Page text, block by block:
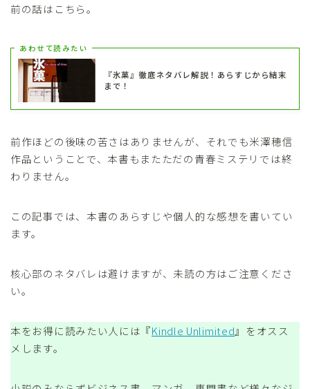
前の話はこちら。
あわせて読みたい
『氷菓』徹底ネタバレ解説！あらすじから結末
まで！
前作ほどの後味の苦さはありませんが、それでも米澤穂信
作品ということで、本書もまたただの青春ミステリでは終
わりません。
この記事では、本書のあらすじや個人的な感想を書いてい
ます。
核心部のネタバレは避けますが、未読の方はご注意くださ
い。
本をお得に読みたい人には『Kindle Unlimited』をオスス
メします。